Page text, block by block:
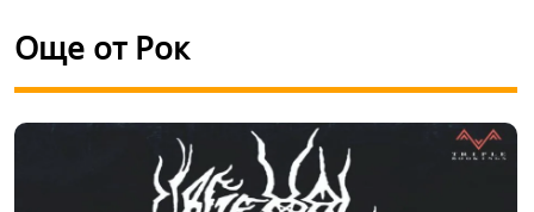
Още от Рок